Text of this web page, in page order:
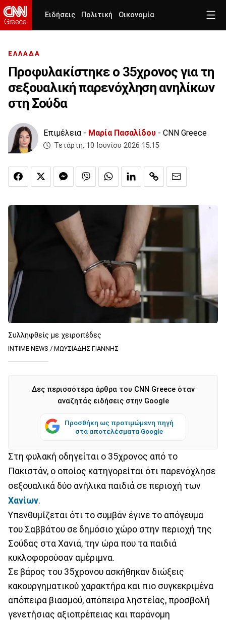
Ειδήσεις Πολιτική Οικονομία
ΕΛΛΑΔΑ
Προφυλακίστηκε ο 35χρονος για τη
σεξουαλική παρενόχληση ανηλίκων
στη Σούδα
Επιμέλεια - Μαρία Πασαλίδου - CNN Greece
Τετάρτη, 10 Ιουνίου 2026 15:15
Συλληφθείς με χειροπέδες
INTIME NEWS / ΜΩΥΣΙΑΔΗΣ ΓΙΑΝΝΗΣ
Δες περισσότερα άρθρα του CNN Greece όταν
αναζητάς ειδήσεις στην Google
Προσθήκη ως προτιμώμενη πηγή
στα αποτελέσματα Google
Στη φυλακή οδηγείται ο 35χρονος από το
Πακιστάν, ο οποίος κατηγορείται ότι παρενόχλησε
σεξουαλικά δύο ανήλικα παιδιά σε περιοχή των
Χανίων.
Υπενθυμίζεται ότι το συμβάν έγινε το απόγευμα
του Σαββάτου σε δημόσιο χώρο στην περιοχή της
Σούδας στα Χανιά, την ώρα που τα παιδιά
κυκλοφορούσαν αμέριμνα.
Σε βάρος του 35χρονου ασκήθηκαν διώξεις
κακουργηματικού χαρακτήρα και πιο συγκεκριμένα
απόπειρα βιασμού, απόπειρα ληστείας, προσβολή
γενετήσιας αξιοπρέπειας και παράνομη